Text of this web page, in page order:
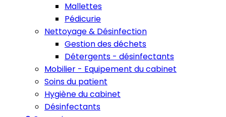
Mallettes
Pédicurie
Nettoyage & Désinfection
Gestion des déchets
Détergents - désinfectants
Mobilier - Equipement du cabinet
Soins du patient
Hygiène du cabinet
Désinfectants